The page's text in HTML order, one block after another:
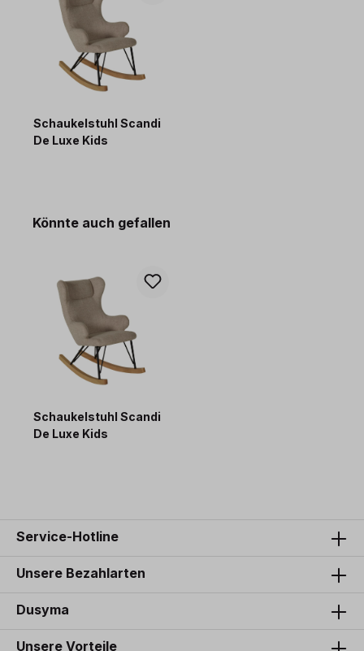
Schaukelstuhl Scandi
De Luxe Kids
Produktgalerie überspringen
Könnte auch gefallen
Schaukelstuhl Scandi
De Luxe Kids
Service-Hotline
Unsere Bezahlarten
Dusyma
Unsere Vorteile